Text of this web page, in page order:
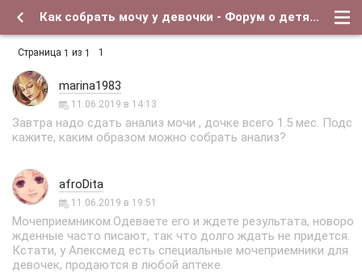
Как собрать мочу у девочки - Форум о детях и для их родителей
Страница 1 из 1 1
marina1983
11.06.2019 в 14:13
Завтра надо сдать анализ мочи , дочке всего 1.5 мес. Подс
кажите, каким образом можно собрать анализ?
afroDita
11.06.2019 в 19:51
Мочеприемником.Одеваете его и ждете результата, новоро
жденные часто писают, так что долго ждать не придется.
Кстати, у Апексмед есть специальные мочеприемники для
девочек, продаются в любой аптеке.